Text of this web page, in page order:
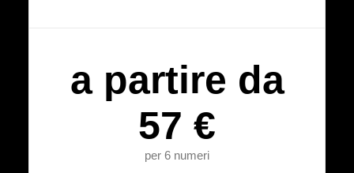
a partire da
57 €
per 6 numeri